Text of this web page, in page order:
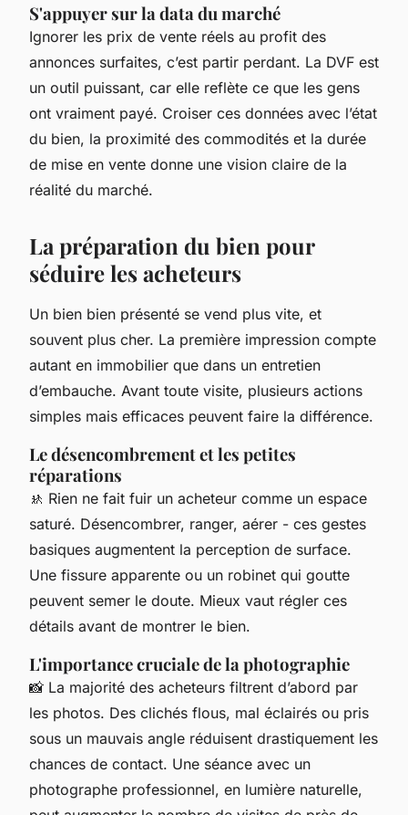
S'appuyer sur la data du marché
Ignorer les prix de vente réels au profit des
annonces surfaites, c’est partir perdant. La DVF est
un outil puissant, car elle reflète ce que les gens
ont vraiment payé. Croiser ces données avec l’état
du bien, la proximité des commodités et la durée
de mise en vente donne une vision claire de la
réalité du marché.
La préparation du bien pour
séduire les acheteurs
Un bien bien présenté se vend plus vite, et
souvent plus cher. La première impression compte
autant en immobilier que dans un entretien
d’embauche. Avant toute visite, plusieurs actions
simples mais efficaces peuvent faire la différence.
Le désencombrement et les petites
réparations
🚸 Rien ne fait fuir un acheteur comme un espace
saturé. Désencombrer, ranger, aérer - ces gestes
basiques augmentent la perception de surface.
Une fissure apparente ou un robinet qui goutte
peuvent semer le doute. Mieux vaut régler ces
détails avant de montrer le bien.
L'importance cruciale de la photographie
📸 La majorité des acheteurs filtrent d’abord par
les photos. Des clichés flous, mal éclairés ou pris
sous un mauvais angle réduisent drastiquement les
chances de contact. Une séance avec un
photographe professionnel, en lumière naturelle,